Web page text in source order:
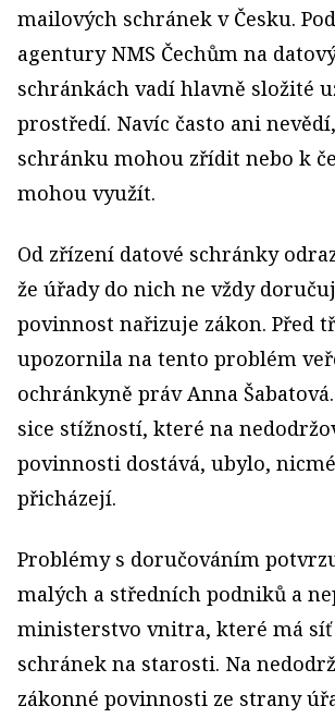
mailových schránek v Česku.
agentury NMS Čechům na
schránkách vadí hlavně složité
prostředí. Navíc často ani
schránku mohou zřídit nebo k
mohou využít.
Od zřízení datové schránky
že úřady do nich ne vždy
povinnost nařizuje zákon. Před
upozornila na tento problém
ochránkyně práv Anna
sice stížností, které na
povinnosti dostává, ubylo,
přicházejí.
Problémy s doručováním
malých a středních podniků a
ministerstvo vnitra, které má síť
schránek na starosti. Na
zákonné povinnosti ze strany